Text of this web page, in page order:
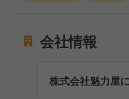
会社情報
株式会社魁力屋